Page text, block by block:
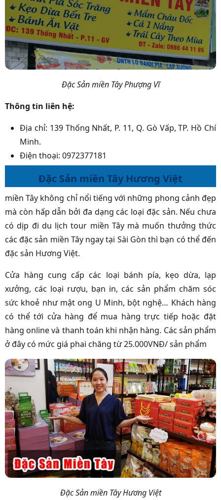
Đặc Sản miền Tây Phượng Vĩ
Thông tin liên hệ:
Địa chỉ: 139 Thống Nhất, P. 11, Q. Gò Vấp, TP. Hồ Chí
Minh.
Điện thoại: 0972377181
Đặc Sản miền Tây Hương Việt
miền Tây không chỉ nổi tiếng với những phong cảnh đẹp
mà còn hấp dẫn bởi đa dạng các loại đặc sản. Nếu chưa
có dịp đi du lịch tour miền Tây mà muốn thưởng thức
các đặc sản miền Tây ngay tại Sài Gòn thì bạn có thể đến
đặc sản Hương Việt.
Cửa hàng cung cấp các loại bánh pía, kẹo dừa, lạp
xưởng, các loại rượu, bạn in, các sản phẩm chăm sóc
sức khoẻ như mật ong U Minh, bột nghệ… Khách hàng
có thể tới cửa hàng để mua hàng trực tiếp hoặc đặt
hàng online và thanh toán khi nhận hàng. Các sản phẩm
ở đây có mức giá phai chăng từ 25.000VNĐ/ sản phẩm
Đặc Sản miền Tây Hương Việt